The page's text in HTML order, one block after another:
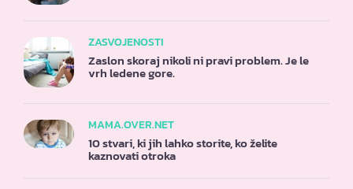
ZASVOJENOSTI
Zaslon skoraj nikoli ni pravi problem. Je le
vrh ledene gore.
MAMA.OVER.NET
10 stvari, ki jih lahko storite, ko želite
kaznovati otroka